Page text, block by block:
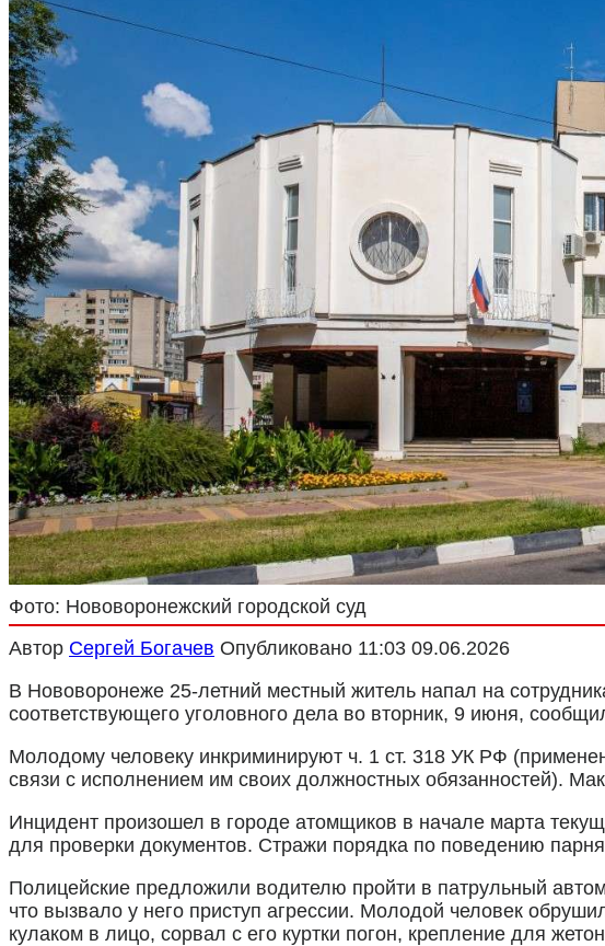
Криминал
Спорт
Черноземье
Фото: Нововоронежский городской суд
Автор Сергей Богачев Опубликовано 11:03 09.06.2026
В Нововоронеже 25-летний местный житель напал на
соответствующего уголовного дела во вторник, 9 июня,
Молодому человеку инкриминируют ч. 1 ст. 318 УК РФ
связи с исполнением им своих должностных обязанностей).
Инцидент произошел в городе атомщиков в начале марта
для проверки документов. Стражи порядка по поведению
Полицейские предложили водителю пройти в патрульный
что вызвало у него приступ агрессии. Молодой человек
кулаком в лицо, сорвал с его куртки погон, крепление для